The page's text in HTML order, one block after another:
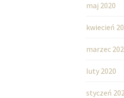
maj 2020
kwiecień
marzec
luty 2020
styczeń